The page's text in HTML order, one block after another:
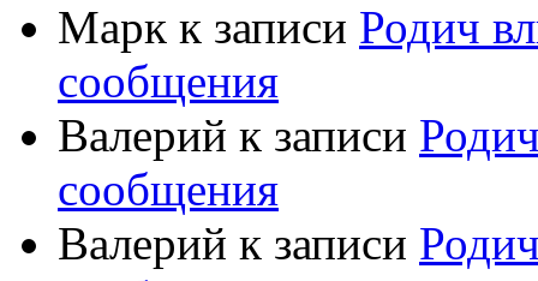
Марк к записи Родич
сообщения
Валерий к записи
сообщения
Валерий к записи